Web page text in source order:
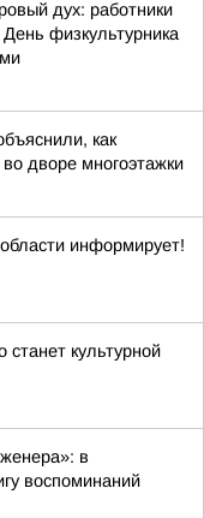
дух: работники
физкультурника
как
во дворе многоэтажки
информирует!
культурной
в
воспоминаний